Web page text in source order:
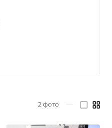
2фото —